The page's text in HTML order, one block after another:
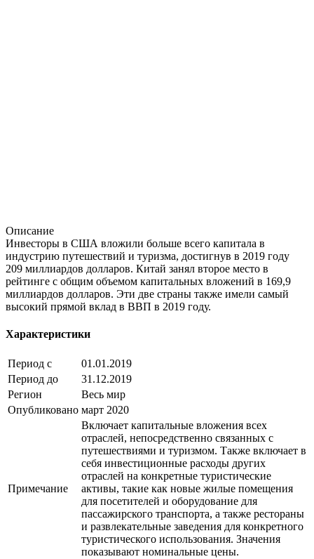
Описание
Инвесторы в США вложили больше всего капитала в
индустрию путешествий и туризма, достигнув в 2019 году
209 миллиардов долларов. Китай занял второе место в
рейтинге с общим объемом капитальных вложений в 169,9
миллиардов долларов. Эти две страны также имели самый
высокий прямой вклад в ВВП в 2019 году.
Характеристики
Период с
01.01.2019
Период до
31.12.2019
Регион
Весь мир
Опубликовано март 2020
Примечание
Включает капитальные вложения всех
отраслей, непосредственно связанных с
путешествиями и туризмом. Также включает в
себя инвестиционные расходы других
отраслей на конкретные туристические
активы, такие как новые жилые помещения
для посетителей и оборудование для
пассажирского транспорта, а также рестораны
и развлекательные заведения для конкретного
туристического использования. Значения
показывают номинальные цены.